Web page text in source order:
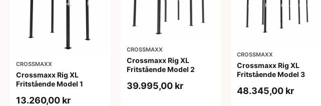
CROSSMAXX
Crossmaxx Rig XL
Fritstående Model 1
13.260,00 kr
CROSSMAXX
Crossmaxx Rig XL
Fritstående Model 2
39.995,00 kr
CROSSMAXX
Crossmaxx Rig XL
Fritstående Model 3
48.345,00 kr